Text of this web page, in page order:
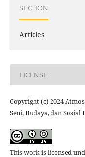
SECTION
Articles
LICENSE
Copyright (c) 2024
Seni, Budaya, dan Sosial
This work is licensed